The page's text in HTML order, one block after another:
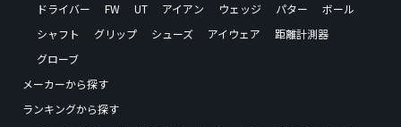
ドライバー
FW UT アイアン ウェッジ パター
ボール
シャフト
グリップ シューズ アイウェア
距離計測器
グローブ
メーカーから探す
ランキングから探す